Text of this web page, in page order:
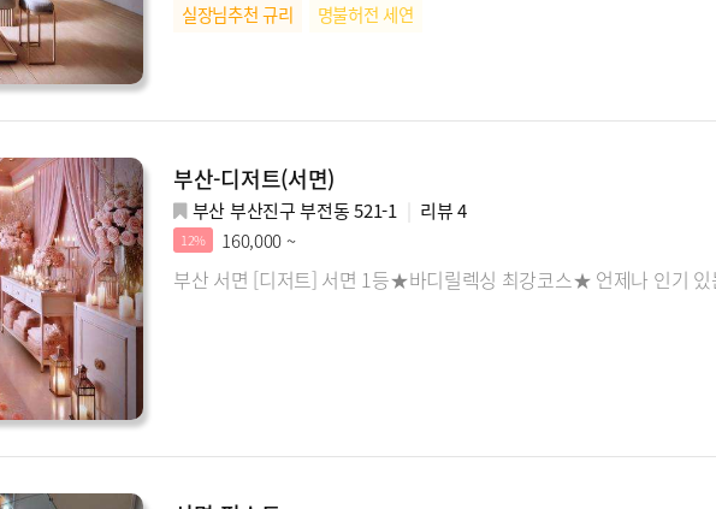
실장님추천 규리 명불허전 세연
부산-디저트(서면)
부산 부산진구 부전동 521-1 리뷰4
12% 160,000 ~
부산 서면 [디저트] 서면 1등★바디릴렉싱 최강코스★ 언제나 인기 있